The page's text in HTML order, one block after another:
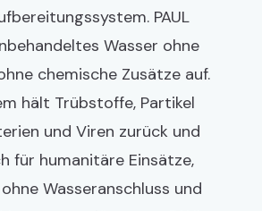
PAUL
Wasser ohne
chemische Zusätze auf.
hält Trübstoffe, Partikel
und Viren zurück und
für humanitäre Einsätze,
Wasseranschluss und